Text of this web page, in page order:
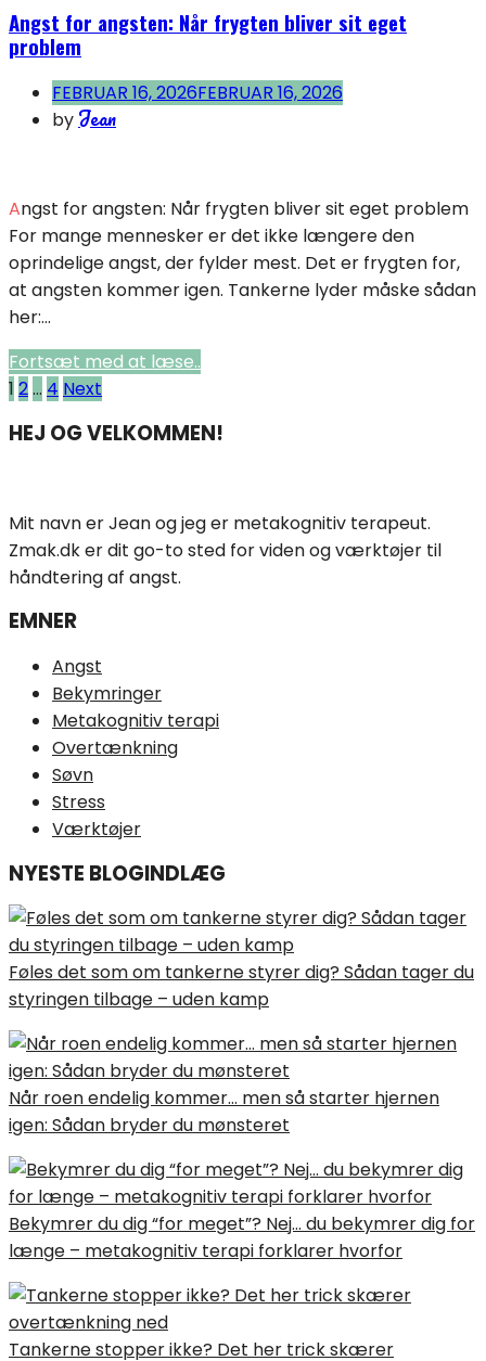
Angst for angsten: Når frygten bliver sit eget
problem
FEBRUAR 16, 2026FEBRUAR 16, 2026
by Jean
Angst for angsten: Når frygten bliver sit eget problem
For mange mennesker er det ikke længere den
oprindelige angst, der fylder mest. Det er frygten for,
at angsten kommer igen. Tankerne lyder måske sådan
her:...
Fortsæt med at læse..
Indlægsinddeling
1 2… 4 Next
HEJ OG VELKOMMEN!
Mit navn er Jean og jeg er metakognitiv terapeut.
Zmak.dk er dit go-to sted for viden og værktøjer til
håndtering af angst.
EMNER
Angst
Bekymringer
Metakognitiv terapi
Overtænkning
Søvn
Stress
Værktøjer
NYESTE BLOGINDLÆG
Føles det som om tankerne styrer dig? Sådan tager du
styringen tilbage – uden kamp
Når roen endelig kommer… men så starter hjernen
igen: Sådan bryder du mønsteret
Bekymrer du dig “for meget”? Nej… du bekymrer dig for
længe – metakognitiv terapi forklarer hvorfor
Tankerne stopper ikke? Det her trick skærer